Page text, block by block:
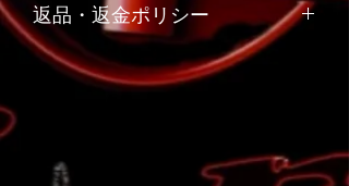
返品・返金ポリシー
お客様のご都合や、お客様の責任でキ
ズや汚れが生じた商品の返品、交換は
して返品はお受けできません。